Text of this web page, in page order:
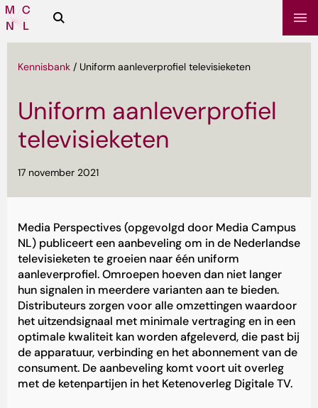
Media
Campus
Zoeken
Kennisbank / Uniform aanleverprofiel televisieketen
Uniform aanleverprofiel
televisieketen
17 november 2021
Media Perspectives (opgevolgd door Media Campus
NL) publiceert een aanbeveling om in de Nederlandse
televisieketen te groeien naar één uniform
aanleverprofiel. Omroepen hoeven dan niet langer
hun signalen in meerdere varianten aan te bieden.
Distributeurs zorgen voor alle omzettingen waardoor
het uitzendsignaal met minimale vertraging en in een
optimale kwaliteit kan worden afgeleverd, die past bij
de apparatuur, verbinding en het abonnement van de
consument. De aanbeveling komt voort uit overleg
met de ketenpartijen in het Ketenoverleg Digitale TV.